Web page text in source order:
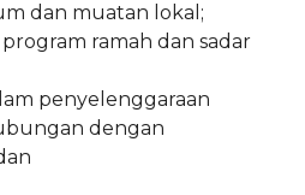
dan muatan lokal;
ramah dan sadar
penyelenggaraan
dengan